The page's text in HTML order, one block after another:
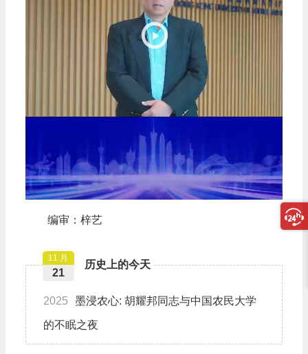
编审：梓艺
历史上的今天
11 月
21
2025 墨浸农心: 胡耀邦同志与中国农民大学
的不眠之夜